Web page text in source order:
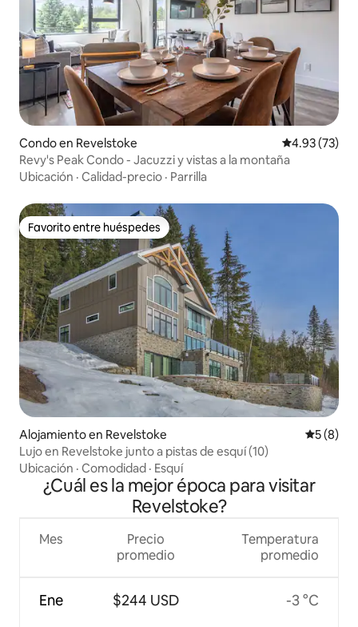
Condo en Revelstoke Calificación
4.93 (73)
Revy's Peak Condo - Jacuzzi y vistas a la montaña
Ubicación · Calidad-precio · Parrilla
Favorito entre huéspedes
Favorito entre huéspedes
Alojamiento en Revelstoke
5 (8)
Lujo en Revelstoke junto a pistas de esquí (10)
Ubicación · Comodidad · Esquí
¿Cuál es la mejor época para visitar
Revelstoke?
Mes
Ene
Precio
promedio
$244 USD
Temperatura
promedio
-3 °C